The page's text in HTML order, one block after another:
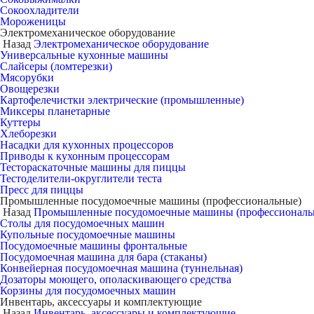
Сокоохладители
Мороженицы
Электромеханическое оборудование
Назад Электромеханическое оборудование
Универсальные кухонные машины
Слайсеры (ломтерезки)
Мясорубки
Овощерезки
Картофелечистки электрические (промышленные)
Миксеры планетарные
Куттеры
Хлеборезки
Насадки для кухонных процессоров
Приводы к кухонным процессорам
Тестораскаточные машины для пиццы
Тестоделители-округлители теста
Пресс для пиццы
Промышленные посудомоечные машины (профессиональные)
Назад Промышленные посудомоечные машины
Столы для посудомоечных машин
Купольные посудомоечные машины
Посудомоечные машины фронтальные
Посудомоечная машина для бара (стаканы)
Конвейерная посудомоечная машина (туннельная)
Дозаторы моющего, ополаскивающего средства
Корзины для посудомоечных машин
Инвентарь, аксессуары и комплектующие